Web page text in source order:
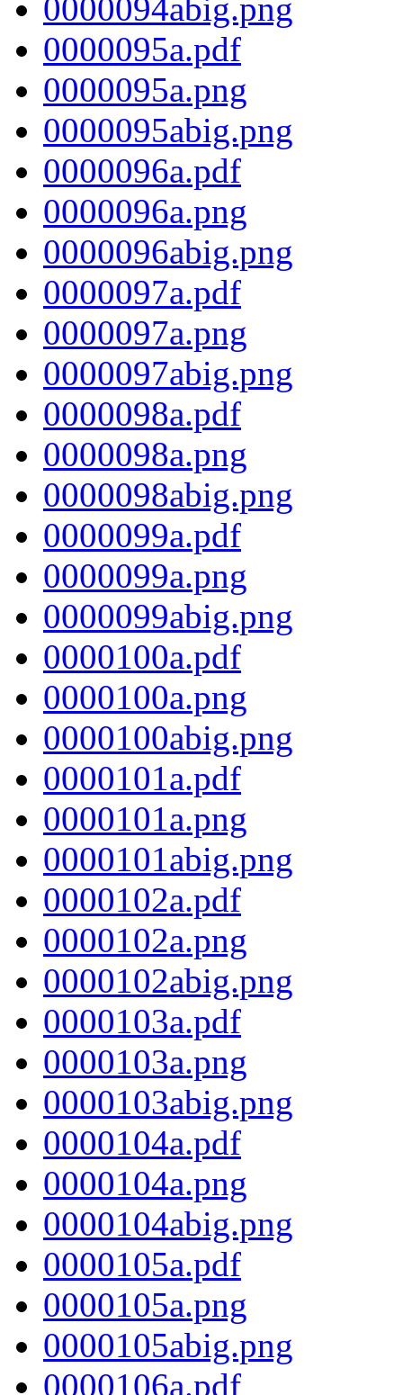
0000094abig.png
0000095a.pdf
0000095a.png
0000095abig.png
0000096a.pdf
0000096a.png
0000096abig.png
0000097a.pdf
0000097a.png
0000097abig.png
0000098a.pdf
0000098a.png
0000098abig.png
0000099a.pdf
0000099a.png
0000099abig.png
0000100a.pdf
0000100a.png
0000100abig.png
0000101a.pdf
0000101a.png
0000101abig.png
0000102a.pdf
0000102a.png
0000102abig.png
0000103a.pdf
0000103a.png
0000103abig.png
0000104a.pdf
0000104a.png
0000104abig.png
0000105a.pdf
0000105a.png
0000105abig.png
0000106a.pdf